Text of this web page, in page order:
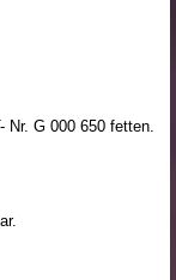
Nr. G 000 650 fetten.